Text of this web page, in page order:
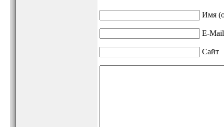
Имя
E-Mail
Сайт